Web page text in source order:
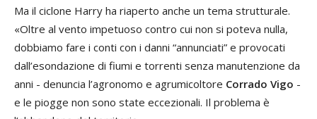
Ma il ciclone Harry ha riaperto anche un tema strutturale.
«Oltre al vento impetuoso contro cui non si poteva nulla,
dobbiamo fare i conti con i danni “annunciati” e provocati
dall’esondazione di fiumi e torrenti senza manutenzione da
anni - denuncia l’agronomo e agrumicoltore Corrado Vigo -
e le piogge non sono state eccezionali. Il problema è